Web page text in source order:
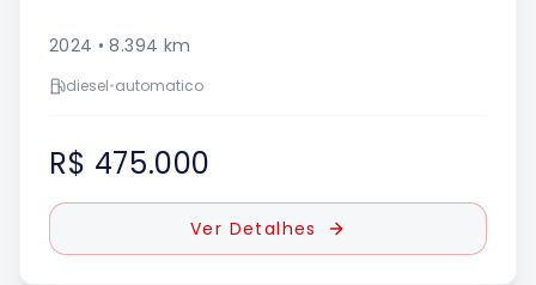
2024 •8.394 km
diesel•automatico
R$ 475.000
Ver Detalhes